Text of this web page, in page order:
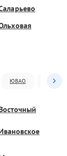
ЮВАО ЮАО